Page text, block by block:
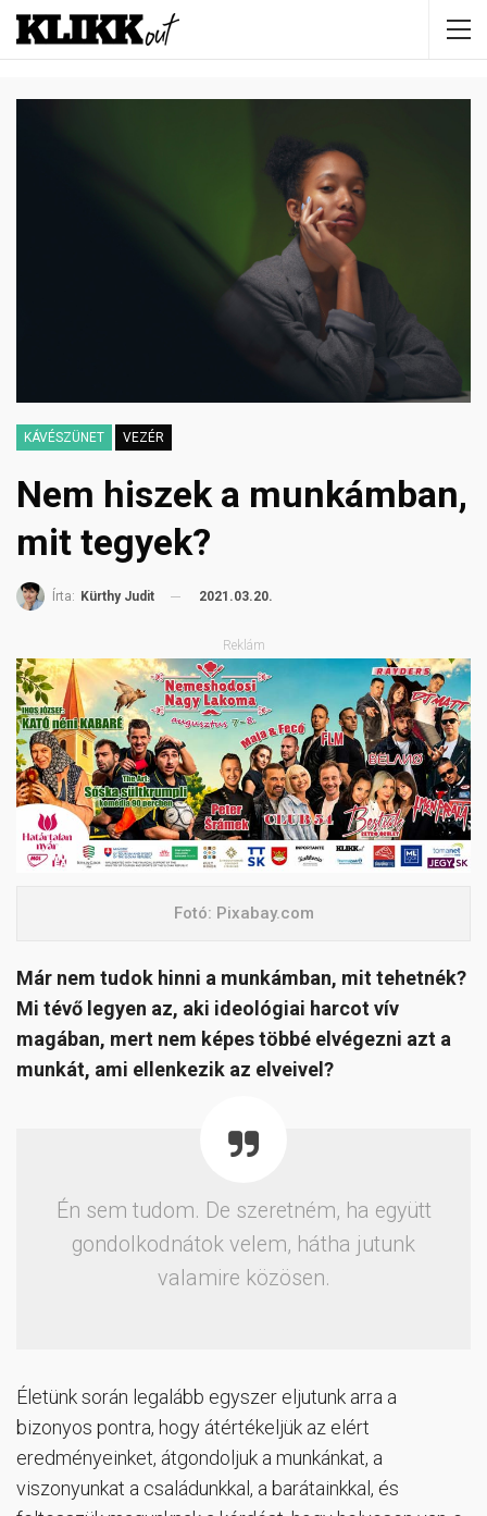
KÁVÉSZÜNET VEZÉR
Nem hiszek a munkámban,
mit tegyek?
Írta: Kürthy Judit 2021.03.20.
Reklám
Fotó: Pixabay.com
Már nem tudok hinni a munkámban, mit tehetnék?
Mi tévő legyen az, aki ideológiai harcot vív
magában, mert nem képes többé elvégezni azt a
munkát, ami ellenkezik az elveivel?
Én sem tudom. De szeretném, ha együtt
gondolkodnátok velem, hátha jutunk
valamire közösen.
Életünk során legalább egyszer eljutunk arra a
bizonyos pontra, hogy átértékeljük az elért
eredményeinket, átgondoljuk a munkánkat, a
viszonyunkat a családunkkal, a barátainkkal, és